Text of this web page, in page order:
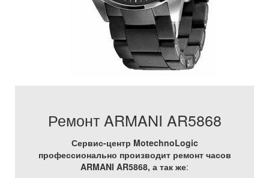
Ремонт ARMANI AR5868
Сервис-центр MotechnoLogic
профессионально производит ремонт часов
ARMANI AR5868, а так же: